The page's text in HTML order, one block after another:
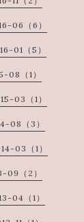
06（6）
01（5）
08（1）
03（1）
08（3）
03（1）
09（2）
04（1）